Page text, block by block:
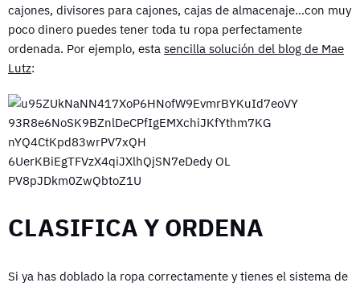
cajones, divisores para cajones, cajas de almacenaje…con muy
poco dinero puedes tener toda tu ropa perfectamente
ordenada. Por ejemplo, esta sencilla solución del blog de Mae
Lutz:
CLASIFICA Y ORDENA
Si ya has doblado la ropa correctamente y tienes el sistema de